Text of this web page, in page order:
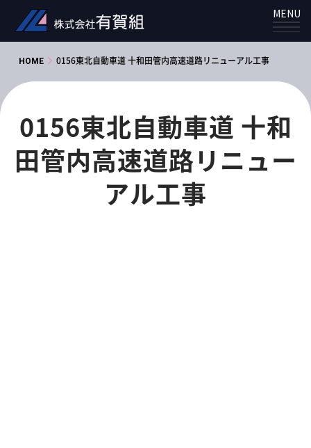
MENU
HOME 0156東北自動車道 十和田管内高速道路リニューアル工事
0156東北自動車道 十和
田管内高速道路リニュー
アル工事